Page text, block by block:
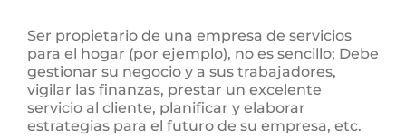
Ser propietario de una empresa de servicios
para el hogar (por ejemplo), no es sencillo; Debe
gestionar su negocio y a sus trabajadores,
vigilar las finanzas, prestar un excelente
servicio al cliente, planificar y elaborar
estrategias para el futuro de su empresa, etc.